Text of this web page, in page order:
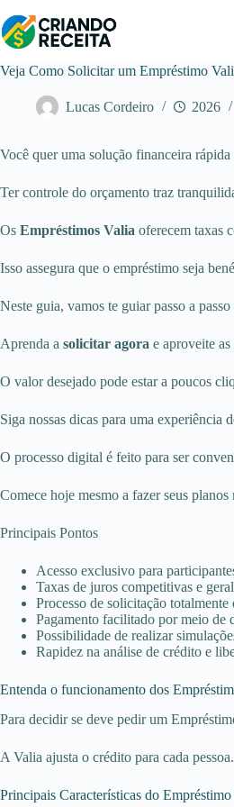
para
o
Veja Como Solicitar um Empréstimo
Lucas Cordeiro 2026
Você quer uma solução financeira
Ter controle do orçamento traz
Os Empréstimos Valia oferecem taxas
Isso assegura que o empréstimo seja
Neste guia, vamos te guiar passo a
Aprenda a solicitar agora e aproveite
O valor desejado pode estar a poucos
Siga nossas dicas para uma experiência
O processo digital é feito para ser
Comece hoje mesmo a fazer seus
Principais Pontos
Acesso exclusivo para
Taxas de juros competitivas e
Processo de solicitação
Pagamento facilitado por meio de
Possibilidade de realizar
Rapidez na análise de crédito e
Entenda o funcionamento dos
Para decidir se deve pedir um
A Valia ajusta o crédito para cada
Principais Características do